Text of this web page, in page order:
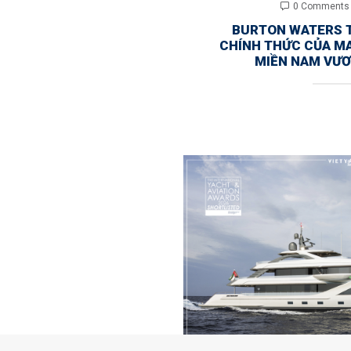
0 Comments
BURTON WATERS
CHÍNH THỨC CỦA
MIỀN NAM